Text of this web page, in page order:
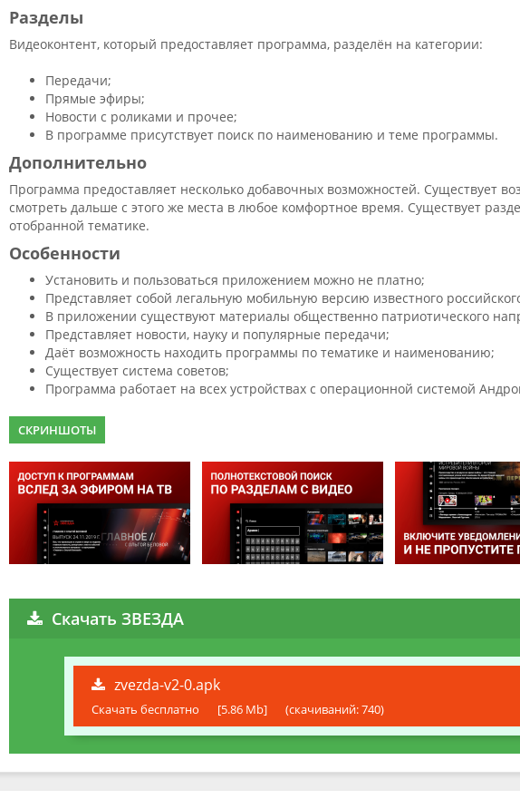
Разделы
Видеоконтент, который предоставляет программа, разделён на категории:
Передачи;
Прямые эфиры;
Новости с роликами и прочее;
В программе присутствует поиск по наименованию и теме программы.
Дополнительно
Программа предоставляет несколько добавочных возможностей. Существует
смотреть дальше с этого же места в любое комфортное время. Существует
отобранной тематике.
Особенности
Установить и пользоваться приложением можно не платно;
Представляет собой легальную мобильную версию известного
В приложении существуют материалы общественно патриотического
Представляет новости, науку и популярные передачи;
Даёт возможность находить программы по тематике и наименованию;
Существует система советов;
Программа работает на всех устройствах с операционной системой
СКРИНШОТЫ
Скачать ЗВЕЗДА
zvezda-v2-0.apk
Скачать бесплатно [5.86 Mb] (cкачиваний: 740)